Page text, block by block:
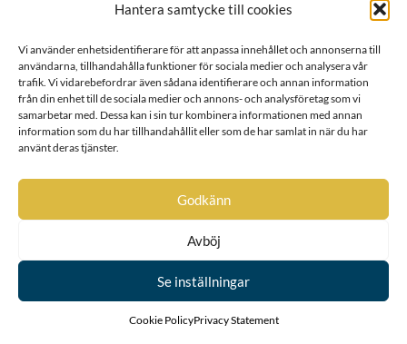
Hantera samtycke till cookies
Vi använder enhetsidentifierare för att anpassa innehållet och annonserna till
användarna, tillhandahålla funktioner för sociala medier och analysera vår
trafik. Vi vidarebefordrar även sådana identifierare och annan information
från din enhet till de sociala medier och annons- och analysföretag som vi
samarbetar med. Dessa kan i sin tur kombinera informationen med annan
information som du har tillhandahållit eller som de har samlat in när du har
använt deras tjänster.
Godkänn
Avböj
Se inställningar
Cookie PolicyPrivacy Statement
Ointroducerad
von Brevern
587
Broman
1166
Broman
1322
Broméen
1367
Brommenstedt
745
Bruce
Ointroducerad
Brummer
752
Brunell
1503
von Bruse
288
Bråkenhusen
Bröstfelt